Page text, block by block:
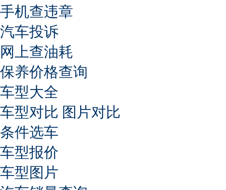
手机查违章
汽车投诉
网上查油耗
保养价格查询
车型大全
车型对比 图片对比
条件选车
车型报价
车型图片